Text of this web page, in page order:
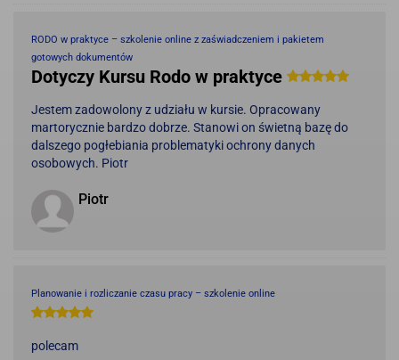
RODO w praktyce – szkolenie online z zaświadczeniem i pakietem
gotowych dokumentów
Dotyczy Kursu Rodo w praktyce
Jestem zadowolony z udziału w kursie. Opracowany
martorycznie bardzo dobrze. Stanowi on świetną bazę do
dalszego pogłebiania problematyki ochrony danych
osobowych. Piotr
Piotr
Planowanie i rozliczanie czasu pracy – szkolenie online
polecam